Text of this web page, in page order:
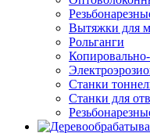
Вытяжки для
Рольганги
Станки
Станки для